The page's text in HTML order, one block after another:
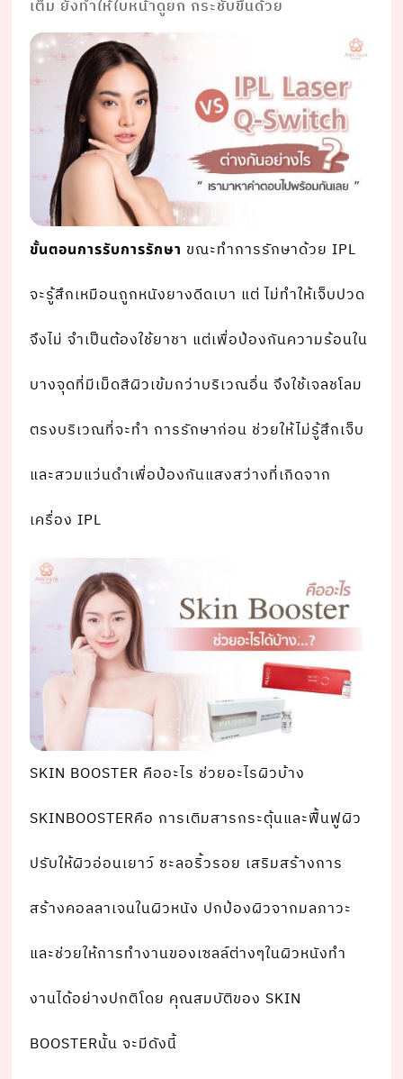
เต็ม ยังทําให้ใบหน้าดูยก กระชับขึ้นด้วย
ขั้นตอนการรับการรักษา ขณะทําการรักษาด้วย IPL
จะรู้สึกเหมือนถูกหนังยางดีดเบา แต่ ไม่ทําให้เจ็บปวด
จึงไม่ จําเป็นต้องใช้ยาชา แต่เพื่อป้องกันความร้อนใน
บางจุดที่มีเม็ดสีผิวเข้มกว่าบริเวณอื่น จึงใช้เจลชโลม
ตรงบริเวณที่จะทํา การรักษาก่อน ช่วยให้ไม่รู้สึกเจ็บ
และสวมแว่นดําเพื่อป้องกันแสงสว่างที่เกิดจาก
เครื่อง IPL
SKIN BOOSTER คืออะไร ช่วยอะไรผิวบ้าง
SKINBOOSTERคือ การเติมสารกระตุ้นและฟื้นฟูผิว
ปรับให้ผิวอ่อนเยาว์ ชะลอริ้วรอย เสริมสร้างการ
สร้างคอลลาเจนในผิวหนัง ปกป้องผิวจากมลภาวะ
และช่วยให้การทํางานของเซลล์ต่างๆในผิวหนังทํา
งานได้อย่างปกติโดย คุณสมบัติของ SKIN
BOOSTERนั้น จะมีดังนี้